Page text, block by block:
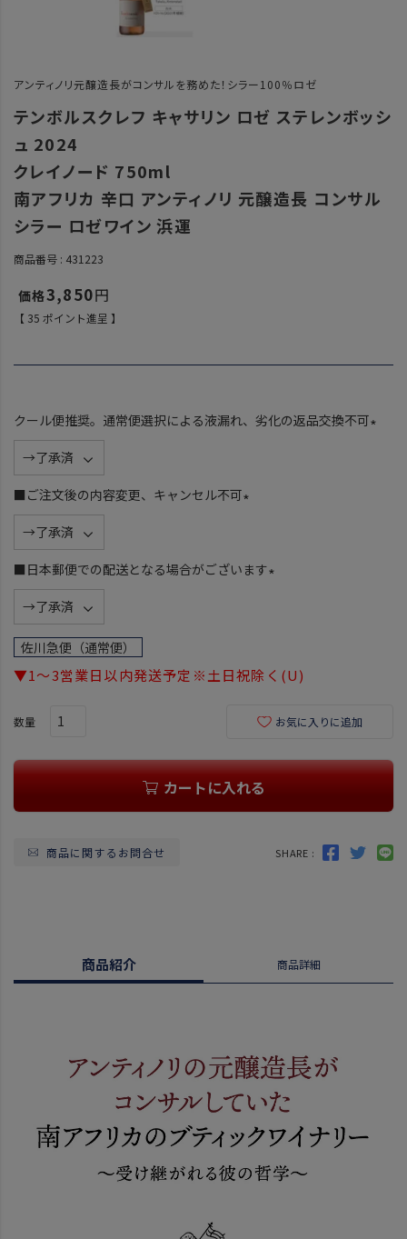
アンティノリ元醸造長がコンサルを務めた！シラー100％ロゼ
テンボルスクレフ キャサリン ロゼ ステレンボッシ
ュ 2024
クレイノード 750ml
南アフリカ 辛口 アンティノリ 元醸造長 コンサル
シラー ロゼワイン 浜運
商品番号 431223
3,850
【 35 ポイント進呈 】
クール便推奨。通常便選択による液漏れ、劣化の返品交換不可
■ご注文後の内容変更、キャンセル不可
須
■日本郵便での配送となる場合がございます
佐川急便（通常便）
▼1～3営業日以内発送予定※土日祝除く(U)
お気に入りに追加
カートに入れる
商品に関するお問合せ SHARE :
商品紹介 商品詳細